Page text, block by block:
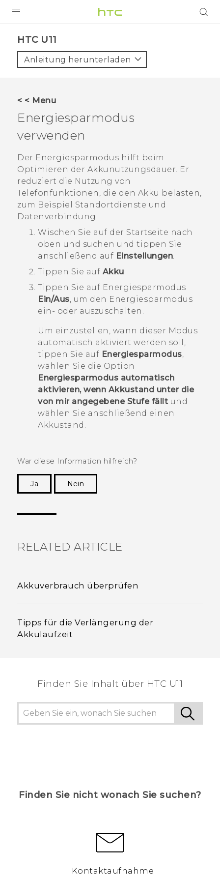
VIVE
VIVERSE
UNTERSTÜTZUNG
HTC-Geräte und Zubehör
Anmelden
HTC U11‎
Anleitung herunterladen
< < Menu
Energiesparmodus
verwenden
Der Energiesparmodus hilft beim
Optimieren der Akkunutzungsdauer. Er
reduziert die Nutzung von
Telefonfunktionen, die den Akku belasten,
zum Beispiel Standortdienste und
Datenverbindung.
Wischen Sie auf der Startseite nach
oben und suchen und tippen Sie
anschließend auf Einstellungen.
Tippen Sie auf Akku.
Tippen Sie auf Energiesparmodus
Ein/Aus, um den Energiesparmodus
ein- oder auszuschalten.
Um einzustellen, wann dieser Modus
automatisch aktiviert werden soll,
tippen Sie auf Energiesparmodus,
wählen Sie die Option
Energiesparmodus automatisch
aktivieren, wenn Akkustand unter die
von mir angegebene Stufe fällt und
wählen Sie anschließend einen
Akkustand.
War diese Information hilfreich?
Ja
Nein
RELATED ARTICLE
Akkuverbrauch überprüfen
Tipps für die Verlängerung der
Akkulaufzeit
Finden Sie Inhalt über‎ HTC U11
Finden Sie nicht wonach Sie suchen?
Kontaktaufnahme